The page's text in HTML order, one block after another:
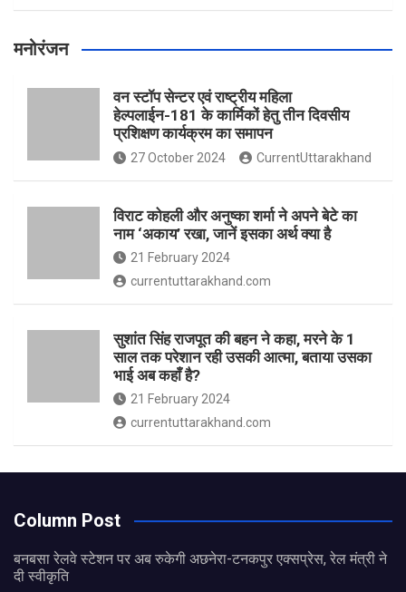
मनोरंजन
वन स्टॉप सेन्टर एवं राष्ट्रीय महिला
हेल्पलाईन-181 के कार्मिकों हेतु तीन दिवसीय
प्रशिक्षण कार्यक्रम का समापन
27 October 2024 CurrentUttarakhand
विराट कोहली और अनुष्का शर्मा ने अपने बेटे का
नाम ‘अकाय’ रखा, जानें इसका अर्थ क्‍या है
21 February 2024
currentuttarakhand.com
सुशांत सिंह राजपूत की बहन ने कहा, मरने के 1
साल तक परेशान रही उसकी आत्मा, बताया उसका
भाई अब कहाँ है?
21 February 2024
currentuttarakhand.com
Column Post
बनबसा रेलवे स्टेशन पर अब रुकेगी अछनेरा-टनकपुर एक्सप्रेस, रेल मंत्री ने
दी स्वीकृति